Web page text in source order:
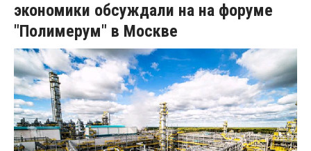
экономики обсуждали на на форуме
"Полимерум" в Москве